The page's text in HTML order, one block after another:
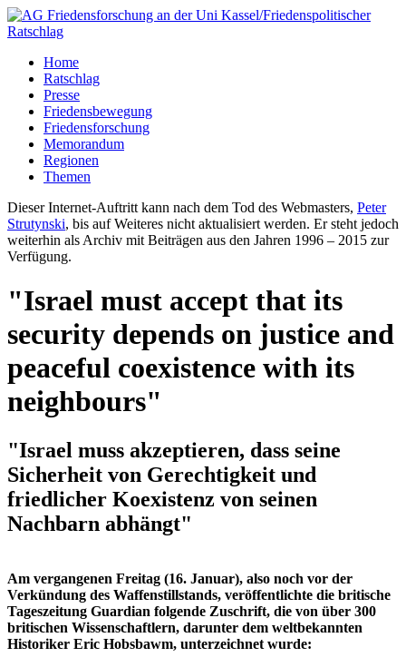
Home
Ratschlag
Presse
Friedensbewegung
Friedensforschung
Memorandum
Regionen
Themen
Dieser Internet-Auftritt kann nach dem Tod des Webmasters, Peter
Strutynski, bis auf Weiteres nicht aktualisiert werden. Er steht jedoch
weiterhin als Archiv mit Beiträgen aus den Jahren 1996 – 2015 zur
Verfügung.
"Israel must accept that its
security depends on justice and
peaceful coexistence with its
neighbours"
"Israel muss akzeptieren, dass seine
Sicherheit von Gerechtigkeit und
friedlicher Koexistenz von seinen
Nachbarn abhängt"
Am vergangenen Freitag (16. Januar), also noch vor der
Verkündung des Waffenstillstands, veröffentlichte die britische
Tageszeitung Guardian folgende Zuschrift, die von über 300
britischen Wissenschaftlern, darunter dem weltbekannten
Historiker Eric Hobsbawm, unterzeichnet wurde: